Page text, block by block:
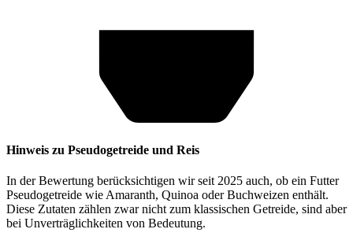
Hinweis zu Pseudogetreide und Reis
In der Bewertung berücksichtigen wir seit 2025 auch, ob ein Futter
Pseudogetreide wie Amaranth, Quinoa oder Buchweizen enthält.
Diese Zutaten zählen zwar nicht zum klassischen Getreide, sind aber
bei Unverträglichkeiten von Bedeutung.